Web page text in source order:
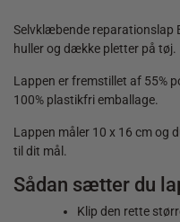
Selvklæbende reparationslap
huller og dække pletter på tøj.
Lappen er fremstillet af 55%
100% plastikfri emballage.
Lappen måler 10 x 16 cm og
til dit mål.
Sådan sætter du
Klip den rette